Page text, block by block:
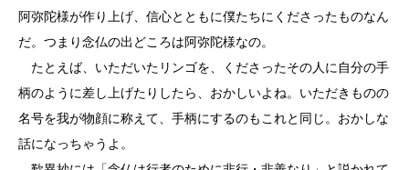
阿弥陀様が作り上げ、信心とともに僕たちにくださったものなん
だ。つまり念仏の出どころは阿弥陀様なの。
たとえば、いただいたリンゴを、くださったその人に自分の手
柄のように差し上げたりしたら、おかしいよね。いただきものの
名号を我が物顔に称えて、手柄にするのもこれと同じ。おかしな
話になっちゃうよ。